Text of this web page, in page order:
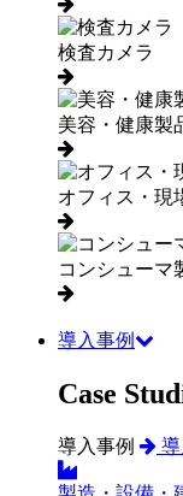
検査カメラ
美容・健康製
オフィス・現
コンシューマ
導入事例
Case
導入事例